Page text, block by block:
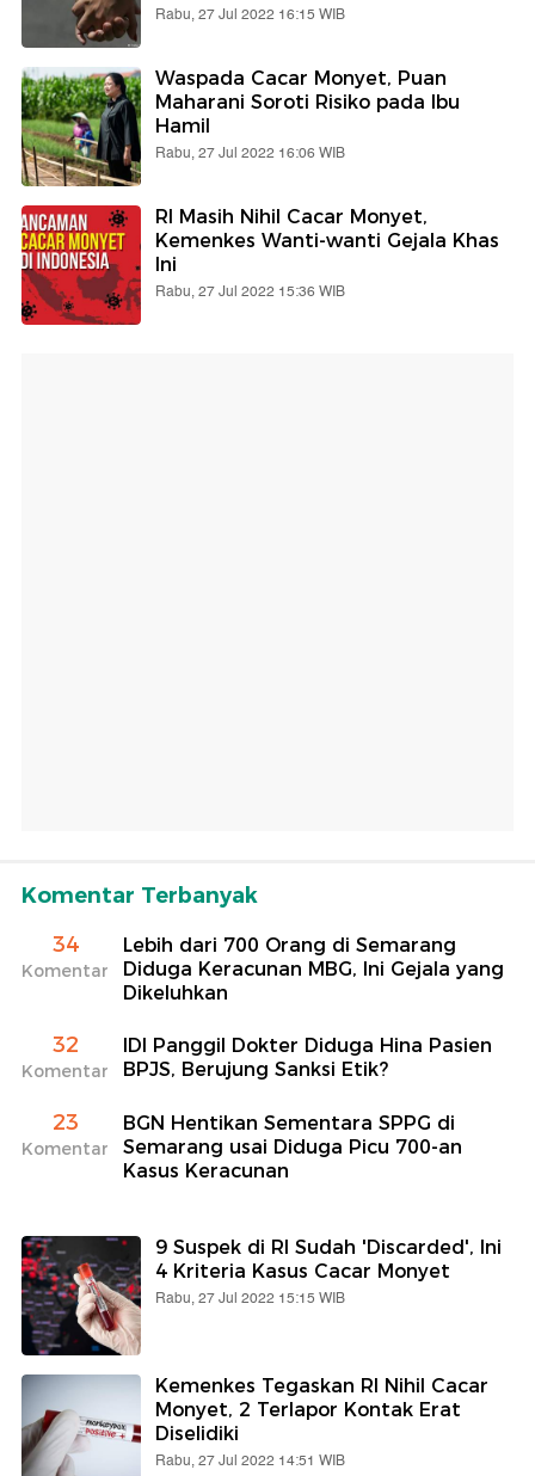
Rabu, 27 Jul 2022 16:15 WIB
Waspada Cacar Monyet, Puan
Maharani Soroti Risiko pada Ibu
Hamil
Rabu, 27 Jul 2022 16:06 WIB
RI Masih Nihil Cacar Monyet,
Kemenkes Wanti-wanti Gejala Khas
Ini
Rabu, 27 Jul 2022 15:36 WIB
Komentar Terbanyak
34
Komentar
Lebih dari 700 Orang di Semarang
Diduga Keracunan MBG, Ini Gejala yang
Dikeluhkan
32
Komentar
IDI Panggil Dokter Diduga Hina Pasien
BPJS, Berujung Sanksi Etik?
23
Komentar
BGN Hentikan Sementara SPPG di
Semarang usai Diduga Picu 700-an
Kasus Keracunan
9 Suspek di RI Sudah 'Discarded', Ini
4 Kriteria Kasus Cacar Monyet
Rabu, 27 Jul 2022 15:15 WIB
Kemenkes Tegaskan RI Nihil Cacar
Monyet, 2 Terlapor Kontak Erat
Diselidiki
Rabu, 27 Jul 2022 14:51 WIB